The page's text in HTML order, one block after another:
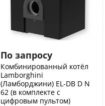
По запросу
Комбинированный котёл
Lamborghini
(Ламборджини) EL-DB D N
62 (в комплекте с
цифровым пультом)